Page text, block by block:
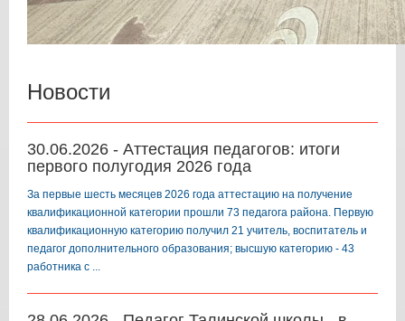
Новости
30.06.2026 - Аттестация педагогов: итоги
первого полугодия 2026 года
За первые шесть месяцев 2026 года аттестацию на получение
квалификационной категории прошли 73 педагога района. Первую
квалификационную категорию получил 21 учитель, воспитатель и
педагог дополнительного образования; высшую категорию - 43
работника с ...